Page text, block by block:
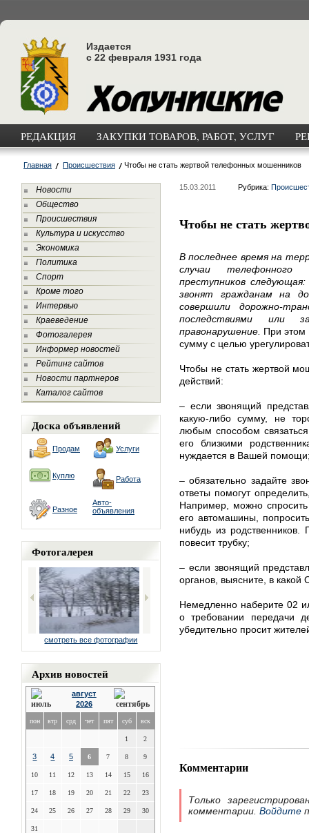
Издается
с 22 февраля 1931 года
РЕДАКЦИЯ ЗАКУПКИ ТОВАРОВ, РАБОТ, УСЛУГ
Главная Происшествия Чтобы не стать жертвой телефонных мошенников
Новости
Общество
Происшествия
Культура и искусство
Экономика
Политика
Спорт
Кроме того
Интервью
Краеведение
Фотогалерея
Информер новостей
Рейтинг сайтов
Новости партнеров
Каталог сайтов
Доска объявлений
Продам Услуги
Куплю Работа
Разное
Авто-
объявления
Фотогалерея
смотреть все фотографии
Архив новостей
август
2026
пон втр срд чет пят суб вск
1 2
3 4 5 6 7 8 9
10 11 12 13 14 15 16
17 18 19 20 21 22 23
24 25 26 27 28 29 30
31
15.03.2011 Рубрика:
Чтобы не стать
В последнее время на
случаи телефонного
преступников
звонят гражданам на
совершили дорожно-
последствиями или
правонарушение. При этом
сумму с целью
Чтобы не стать жертвой
действий:
– если звонящий
какую-либо сумму, не
любым способом
его близкими
нуждается в Вашей
– обязательно задайте
ответы помогут
Например, можно
его автомашины,
нибудь из
повесит трубку;
– если звонящий
органов, выясните, в
Немедленно наберите 02
о требовании передачи
убедительно просит
Комментарии
Только
комментарии. Войдите